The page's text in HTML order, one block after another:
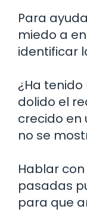
Para
miedo a
identificar
¿Ha tenido
dolido el
crecido en
no se
Hablar
pasadas
para que